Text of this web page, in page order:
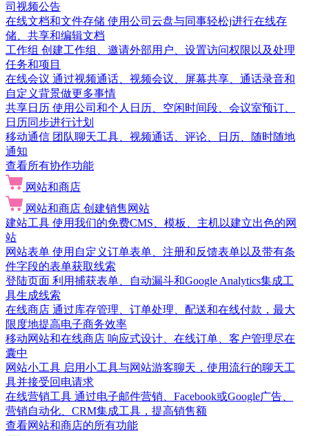
司视频公告
在线文档和文件存储 使用公司云盘与同事轻松j进行在线存
储、共享和编辑文档
工作组 创建工作组、邀请外部用户、设置访问权限以及处理
任务和项目
在线会议 通过视频通话、视频会议、屏幕共享、通话录音和
自定义背景做更多事情
共享日历 使用公司和个人日历、空闲时间段、会议室预订、
日历同步进行计划
移动通信 团队聊天工具、视频通话、评论、日历、随时随地
通知
查看所有协作功能
网站和商店
网站和商店 创建销售网站
建站工具 使用我们的免费CMS、模板、主机以建立出色的网
站
网站表单 使用自定义订单表单、注册和反馈表单以及带有条
件字段的表单获取线索
登陆页面 利用捕获表单、自动漏斗和Google Analytics集成工
具生成线索
在线商店 通过库存管理、订单处理、配送和在线付款，最大
限度地提高电子商务效率
移动网站和在线商店 响应式设计、在线订单、客户管理尽在
囊中
网站小工具 启用小工具与网站游客聊天，使用流行的聊天工
具并接受回电请求
在线营销工具 通过电子邮件营销、Facebook或Google广告、
营销自动化、CRM集成工具，提高销售额
查看网站和商店的所有功能